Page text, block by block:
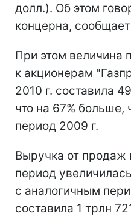
долл.). Об этом
концерна,
При этом величина
к акционерам
2010 г. составила
что на 67% больше,
период 2009 г.
Выручка от продаж
период
с аналогичным
составила 1 трлн